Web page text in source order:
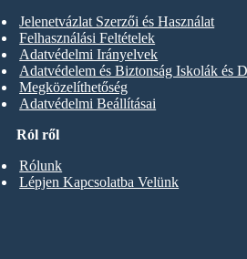
Ról ről
Rólunk
Lépjen Kapcsolatba Velünk
Jelenetvázlat Szerzői és Használat
Felhasználási Feltételek
Adatvédelmi Irányelvek
Adatvédelem és Biztonság Iskolák és
Megközelíthetőség
Adatvédelmi Beállításai